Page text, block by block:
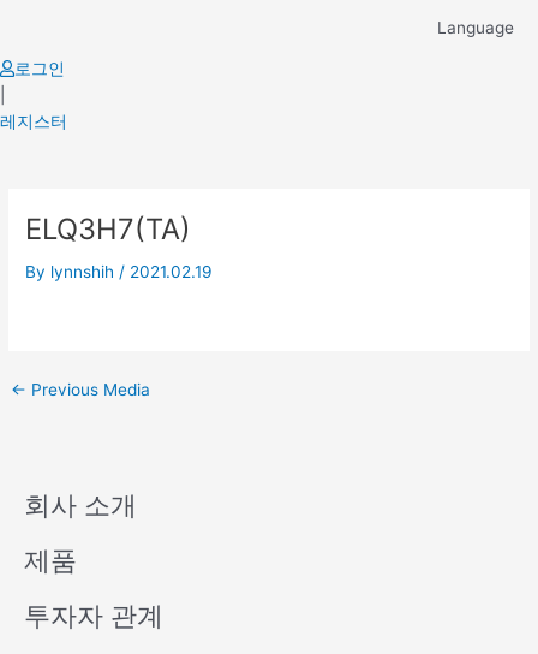
content
Language
로그인
레지스터
ELQ3H7(TA)
By lynnshih / 2021.02.19
navigation
← Previous Media
회사 소개
제품
투자자 관계